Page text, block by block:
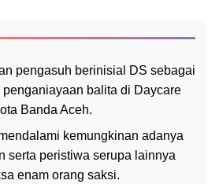
pengasuh berinisial DS sebagai
balita di Daycare
Banda Aceh.
kemungkinan adanya
serta peristiwa serupa lainnya
enam orang saksi.